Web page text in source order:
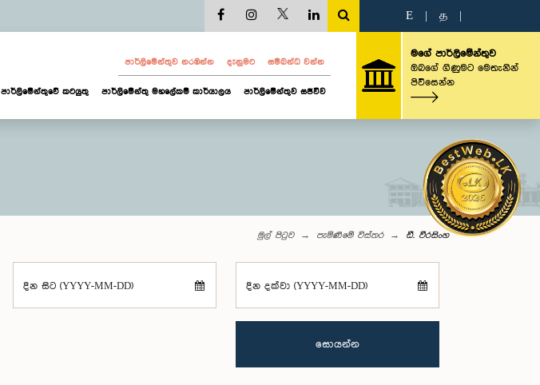
E த
පාර්ලි‌මේන්තුව නරඹන්න දැනුමට සම්බන්ධ වන්න
පාර්ලිමේන්තුවේ කටයුතු පාර්ලිමේන්තු මහලේකම් කාර්යාලය පාර්ලිමේන්තුව සජීවීව
මගේ පාර්ලිමේන්තුව
ඔබගේ ගිණුමට මෙතැනින්
පිවිසෙන්න
මුල් පිටුව පැමිණීමේ විස්තර ඩී. වීරසිංහ
දින සිට (YYYY-MM-DD) දින දක්වා (YYYY-MM-DD)
සොයන්න